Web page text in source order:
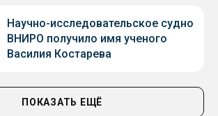
Научно-исследовательское судно
ВНИРО получило имя ученого
Василия Костарева
ПОКАЗАТЬ ЕЩЁ